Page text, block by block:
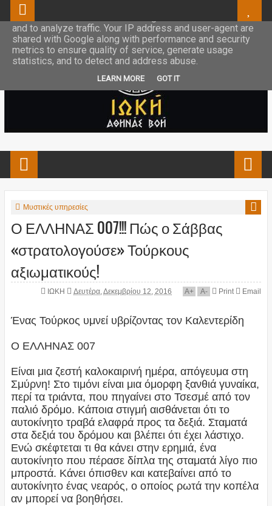
Μυστικές υπηρεσίες
Ο ΕΛΛΗΝΑΣ 007!!! Πώς ο Σάββας
«στρατολογούσε» Τούρκους
αξιωματικούς!
ΙΩΚΗ Δευτέρα, Δεκεμβρίου 12, 2016 A+ A- Print Email
Ένας Τούρκος υμνεί υβρίζοντας τον Καλεντερίδη
Ο ΕΛΛΗΝΑΣ 007
Είναι μια ζεστή καλοκαιρινή ημέρα, απόγευμα στη
Σμύρνη! Στο τιμόνι είναι μια όμορφη ξανθιά γυναίκα,
περί τα τριάντα, που πηγαίνει στο Τσεσμέ από τον
παλιό δρόμο. Κάποια στιγμή αισθάνεται ότι το
αυτοκίνητο τραβά ελαφρά προς τα δεξιά. Σταματά
στα δεξιά του δρόμου και βλέπει ότι έχει λάστιχο.
Ενώ σκέφτεται τι θα κάνει στην ερημιά, ένα
αυτοκίνητο που πέρασε δίπλα της σταματά λίγο πιο
μπροστά. Κάνει όπισθεν και κατεβαίνει από το
αυτοκίνητο ένας νεαρός, ο οποίος ρωτά την κοπέλα
αν μπορεί να βοηθήσει.
This site uses cookies from Google to deliver its services
and to analyze traffic. Your IP address and user-agent are
shared with Google along with performance and security
metrics to ensure quality of service, generate usage
statistics, and to detect and address abuse.
LEARN MORE GOT IT